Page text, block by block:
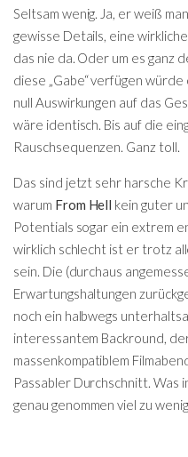
Seltsam wenig. Ja, er weiß
gewisse Details, eine
das nie da. Oder um es ganz
diese „Gabe“ verfügen
null Auswirkungen auf das
wäre identisch. Bis auf die
Rauschsequenzen. Ganz toll.
Das sind jetzt sehr harsche
warum From Hell kein guter
Potentials sogar ein extrem
wirklich schlecht ist er trotz
sein. Die (durchaus
Erwartungshaltungen
noch ein halbwegs
interessantem Backround,
massenkompatiblem
Passabler Durchschnitt.
genau genommen viel zu